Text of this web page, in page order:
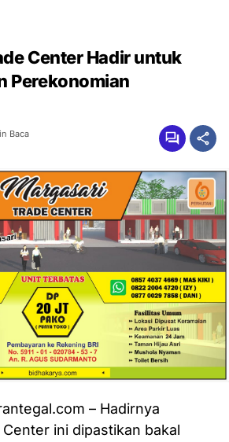
Center Hadir untuk
Perekonomian
Baca
– Hadirnya
ini dipastikan bakal